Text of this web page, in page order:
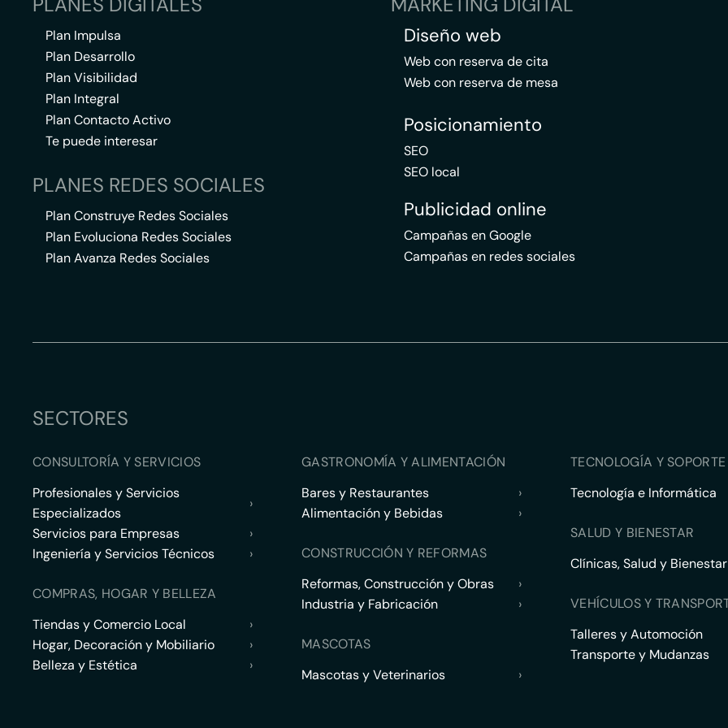
Plan Impulsa
Plan Desarrollo
Plan Visibilidad
Plan Integral
Plan Contacto Activo
Te puede interesar
PLANES REDES SOCIALES
Plan Construye Redes Sociales
Plan Evoluciona Redes Sociales
Plan Avanza Redes Sociales
Diseño web
Web con reserva de cita
Web con reserva de mesa
Posicionamiento
SEO
SEO local
Publicidad online
Campañas en Google
Campañas en redes sociales
SECTORES
CONSULTORÍA Y SERVICIOS
Profesionales y Servicios
Especializados
›
Servicios para Empresas
›
Ingeniería y Servicios Técnicos
›
COMPRAS, HOGAR Y BELLEZA
Tiendas y Comercio Local
›
Hogar, Decoración y Mobiliario
›
Belleza y Estética
›
GASTRONOMÍA Y ALIMENTACIÓN
Bares y Restaurantes
›
Alimentación y Bebidas
›
CONSTRUCCIÓN Y REFORMAS
Reformas, Construcción y Obras
›
Industria y Fabricación
›
MASCOTAS
Mascotas y Veterinarios
›
TECNOLOGÍA Y
Tecnología e Informática
SALUD Y BIENESTAR
Clínicas, Salud y Bienestar
VEHÍCULOS Y
Talleres y Automoción
Transporte y Mudanzas